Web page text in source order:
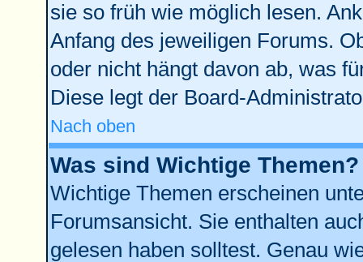
sie so früh wie möglich lesen.
Anfang des jeweiligen Forums.
oder nicht hängt davon ab, was
Diese legt der Board-
Nach oben
Was sind Wichtige Themen?
Wichtige Themen erscheinen
Forumsansicht. Sie enthalten
gelesen haben solltest. Genau